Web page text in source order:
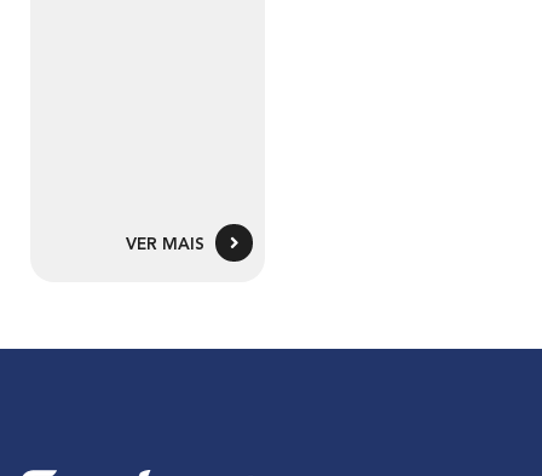
VER MAIS